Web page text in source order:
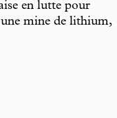
en lutte pour
une mine de lithium,